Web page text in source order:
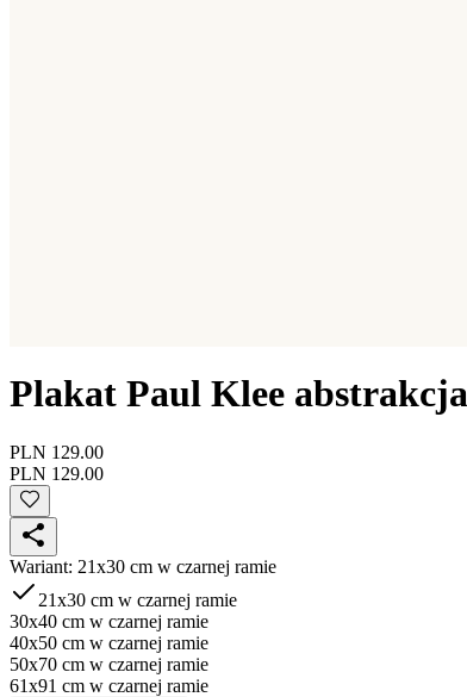
Plakat Paul Klee
PLN 129.00
PLN 129.00
Wariant: 21x30 cm w czarnej ramie
21x30 cm w czarnej ramie
30x40 cm w czarnej ramie
40x50 cm w czarnej ramie
50x70 cm w czarnej ramie
61x91 cm w czarnej ramie